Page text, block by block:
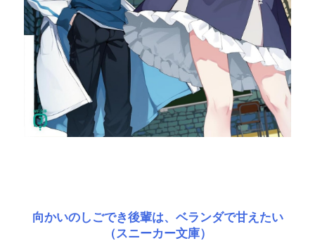
向かいのしごでき後輩は、ベランダで甘えたい
（スニーカー文庫）